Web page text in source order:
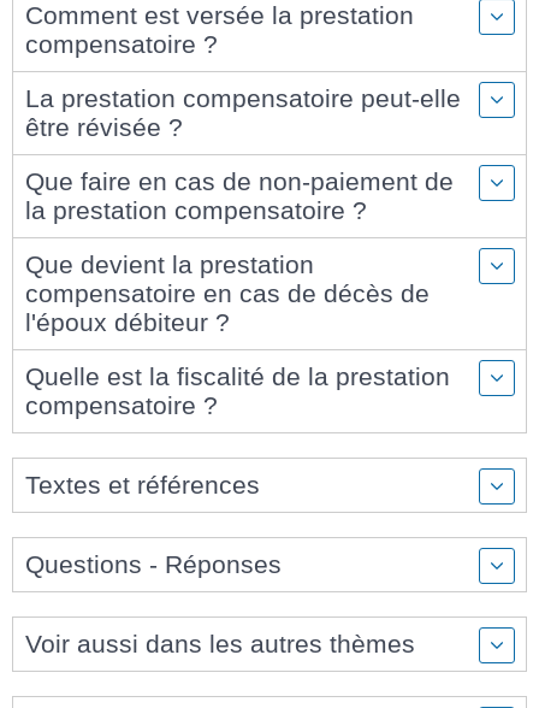
Comment est versée la prestation
compensatoire ?
La prestation compensatoire peut-elle
être révisée ?
Que faire en cas de non-paiement de
la prestation compensatoire ?
Que devient la prestation
compensatoire en cas de décès de
l'époux débiteur ?
Quelle est la fiscalité de la prestation
compensatoire ?
Textes et références
Questions - Réponses
Voir aussi dans les autres thèmes